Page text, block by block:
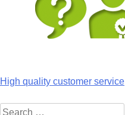
Post
navigation
High quality customer service
Search